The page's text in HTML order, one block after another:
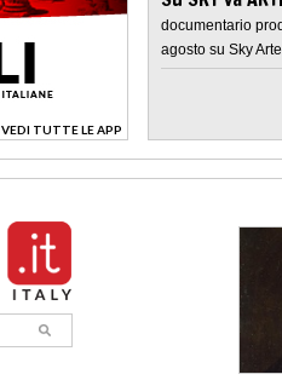
VEDI TUTTE LE APP
>
documentario
agosto su Sky Arte